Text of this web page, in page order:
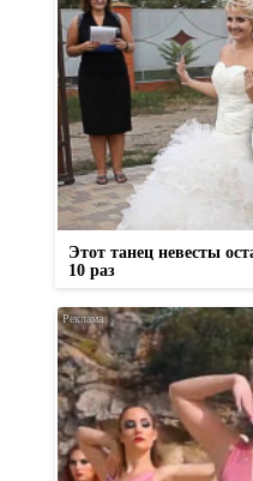
Этот танец невесты
10 раз